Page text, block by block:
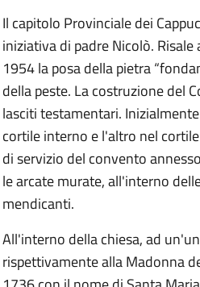
Il capitolo Provinciale dei
iniziativa di padre Nicolò.
1954 la posa della pietra
della peste. La costruzione del
lasciti testamentari.
cortile interno e l'altro nel
di servizio del convento
le arcate murate, all'interno
mendicanti.
All'interno della chiesa, ad
rispettivamente alla Madonna